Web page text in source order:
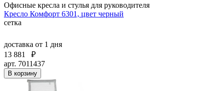
Офисные кресла и стулья для руководителя
Кресло Комфорт 6301, цвет черный
сетка
доставка от 1 дня
13 881
₽
арт. 7011437
В корзину